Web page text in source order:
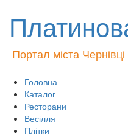
Портал міста
Головна
Каталог
Ресторани
Весілля
Плітки